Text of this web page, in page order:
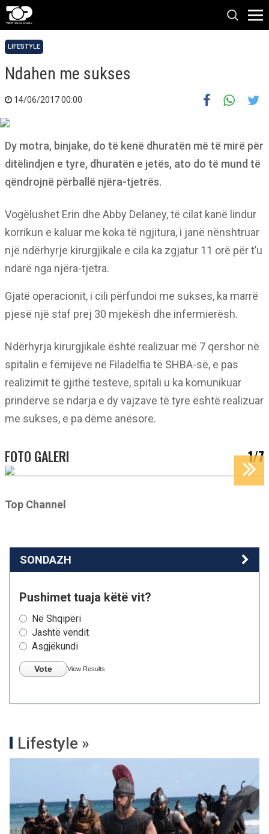
LIFESTYLE
Ndahen me sukses
14/06/2017 00:00
Dy motra, binjake, do të kenë dhuratën më të mirë për
ditëlindjen e tyre, dhuratën e jetës, ato do të mund të
qëndrojnë përballë njëra-tjetrës.
Vogëlushet Erin dhe Abby Delaney, të cilat kanë lindur
korrikun e kaluar me koka të ngjitura, i janë nënshtruar
një ndërhyrje kirurgjikale e cila ka zgjatur 11 orë për t’u
ndarë nga njëra-tjetra.
Gjatë operacionit, i cili përfundoi me sukses, ka marrë
pjesë një staf prej 30 mjekësh dhe infermierësh.
Ndërhyrja kirurgjikale është realizuar më 7 qershor në
spitalin e fëmijëve në Filadelfia të SHBA-së, e pas
realizimit të gjithë testeve, spitali u ka komunikuar
prindërve se ndarja e dy vajzave të tyre është realizuar
me sukses, e pa dëme anësore.
FOTO GALERI 1/7
Top Channel
SONDAZH
Pushimet tuaja këtë vit?
Në Shqipëri
Jashtë vendit
Asgjëkundi
Vote View Results
Lifestyle »